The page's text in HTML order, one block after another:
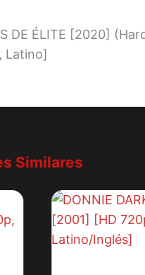
DE ÉLITE [2020]
Latino]
Similares